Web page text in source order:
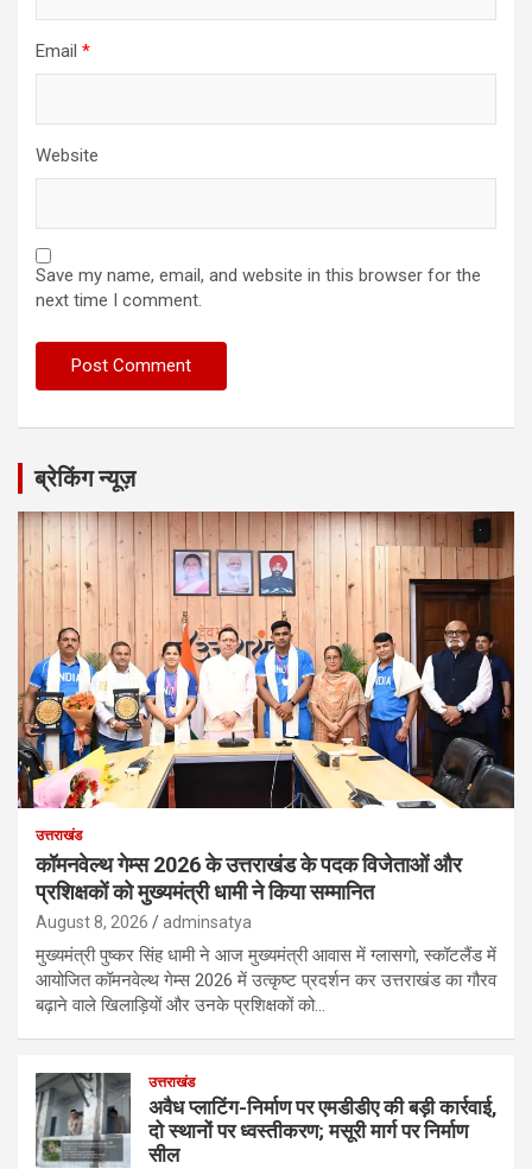
Email *
Website
Save my name, email, and website in this browser for the
next time I comment.
ब्रेकिंग न्यूज़
उत्तराखंड
कॉमनवेल्थ गेम्स 2026 के उत्तराखंड के पदक विजेताओं और
प्रशिक्षकों को मुख्यमंत्री धामी ने किया सम्मानित
August 8, 2026 adminsatya
मुख्यमंत्री पुष्कर सिंह धामी ने आज मुख्यमंत्री आवास में ग्लासगो, स्कॉटलैंड में
आयोजित कॉमनवेल्थ गेम्स 2026 में उत्कृष्ट प्रदर्शन कर उत्तराखंड का गौरव
बढ़ाने वाले खिलाड़ियों और उनके प्रशिक्षकों को…
उत्तराखंड
अवैध प्लाटिंग-निर्माण पर एमडीडीए की बड़ी कार्रवाई,
दो स्थानों पर ध्वस्तीकरण; मसूरी मार्ग पर निर्माण
सील